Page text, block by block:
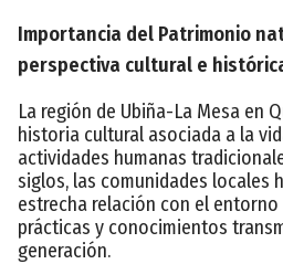
Importancia del Patrimonio
perspectiva cultural e
La región de Ubiña-La Mesa en
historia cultural asociada a la
actividades humanas
siglos, las comunidades locales
estrecha relación con el
prácticas y conocimientos
generación.